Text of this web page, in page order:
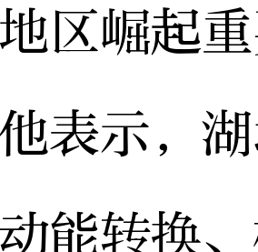
区崛起
表示，
能转换